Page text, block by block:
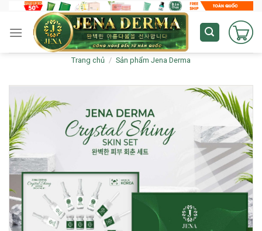
content
Trang chủ / Sản phẩm Jena Derma